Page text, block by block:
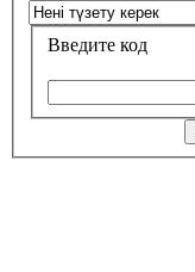
Введите код